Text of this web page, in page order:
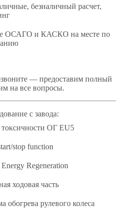
безналичный расчет,
ОСАГО и КАСКО на месте по
— предоставим полный
на все вопросы.
с завода:
ОГ EU5
stop function
Regeneration
ходовая часть
обогрева рулевого колеса